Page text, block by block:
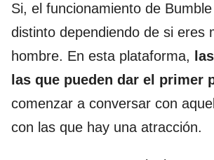
Si, el funcionamiento de
distinto dependiendo de si eres
hombre. En esta plataforma,
las que pueden dar el primer
comenzar a conversar con
con las que hay una atracción.